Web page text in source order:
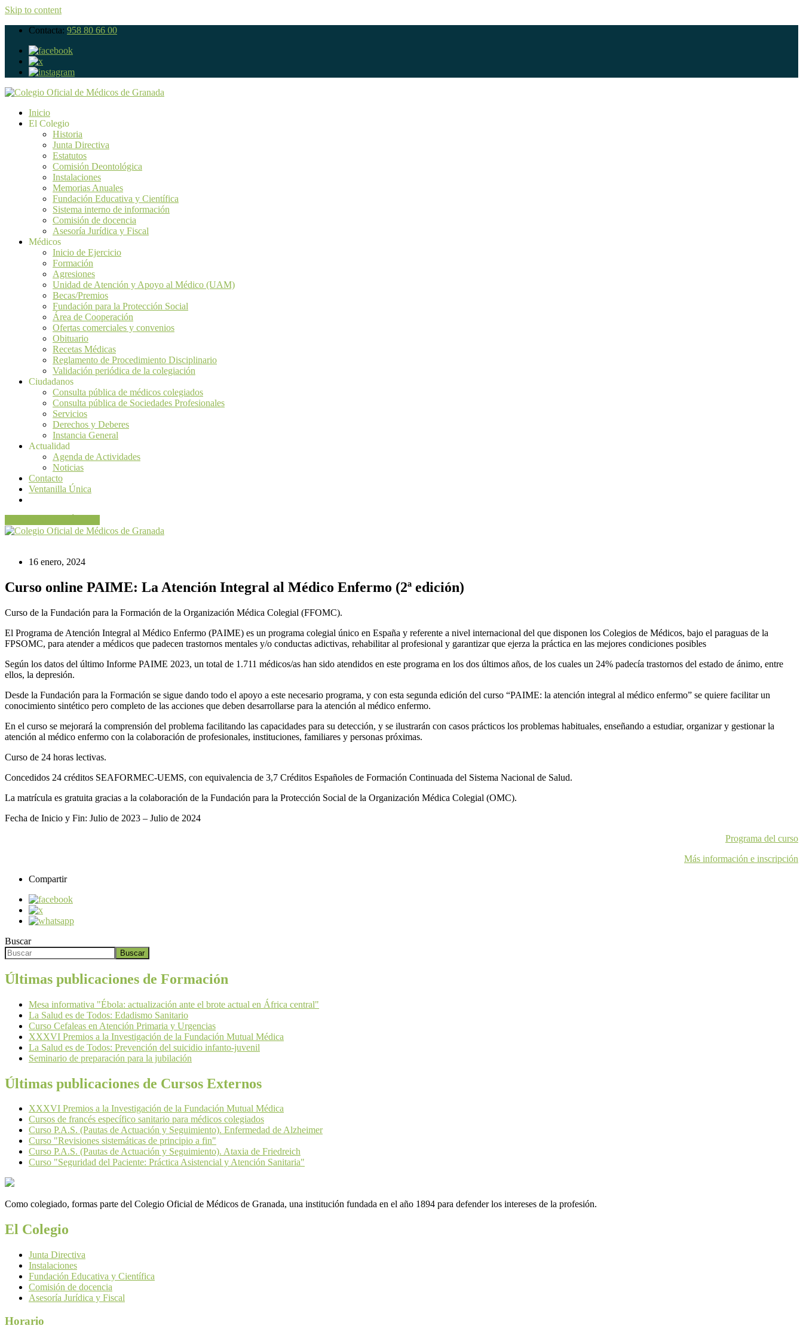
Skip to content
Contacta: 958 80 66 00
Inicio
El Colegio
Historia
Junta Directiva
Estatutos
Comisión Deontológica
Instalaciones
Memorias Anuales
Fundación Educativa y Científica
Sistema interno de información
Comisión de docencia
Asesoría Jurídica y Fiscal
Médicos
Inicio de Ejercicio
Formación
Agresiones
Unidad de Atención y Apoyo al Médico (UAM)
Becas/Premios
Fundación para la Protección Social
Área de Cooperación
Ofertas comerciales y convenios
Obituario
Recetas Médicas
Reglamento de Procedimiento Disciplinario
Validación periódica de la colegiación
Ciudadanos
Consulta pública de médicos colegiados
Consulta pública de Sociedades Profesionales
Servicios
Derechos y Deberes
Instancia General
Actualidad
Agenda de Actividades
Noticias
Contacto
Ventanilla Única
16 enero, 2024
Curso online PAIME: La Atención Integral al Médico Enfermo (2ª edición)
Curso de la Fundación para la Formación de la Organización Médica Colegial (FFOMC).
El Programa de Atención Integral al Médico Enfermo (PAIME) es un programa colegial único en España y referente a nivel internacional del que disponen los Colegios de Médicos, bajo el paraguas de la
FPSOMC, para atender a médicos que padecen trastornos mentales y/o conductas adictivas, rehabilitar al profesional y garantizar que ejerza la práctica en las mejores condiciones posibles
Según los datos del último Informe PAIME 2023, un total de 1.711 médicos/as han sido atendidos en este programa en los dos últimos años, de los cuales un 24% padecía trastornos del estado de ánimo, entre
ellos, la depresión.
Desde la Fundación para la Formación se sigue dando todo el apoyo a este necesario programa, y con esta segunda edición del curso “PAIME: la atención integral al médico enfermo” se quiere facilitar un
conocimiento sintético pero completo de las acciones que deben desarrollarse para la atención al médico enfermo.
En el curso se mejorará la comprensión del problema facilitando las capacidades para su detección, y se ilustrarán con casos prácticos los problemas habituales, enseñando a estudiar, organizar y gestionar la
atención al médico enfermo con la colaboración de profesionales, instituciones, familiares y personas próximas.
Curso de 24 horas lectivas.
Concedidos 24 créditos SEAFORMEC-UEMS, con equivalencia de 3,7 Créditos Españoles de Formación Continuada del Sistema Nacional de Salud.
La matrícula es gratuita gracias a la colaboración de la Fundación para la Protección Social de la Organización Médica Colegial (OMC).
Fecha de Inicio y Fin: Julio de 2023 – Julio de 2024
Programa del curso
Más información e inscripción
Compartir
Buscar
Buscar
Últimas publicaciones de Formación
Mesa informativa "Ébola: actualización ante el brote actual en África central"
La Salud es de Todos: Edadismo Sanitario
Curso Cefaleas en Atención Primaria y Urgencias
XXXVI Premios a la Investigación de la Fundación Mutual Médica
La Salud es de Todos: Prevención del suicidio infanto-juvenil
Seminario de preparación para la jubilación
Últimas publicaciones de Cursos Externos
XXXVI Premios a la Investigación de la Fundación Mutual Médica
Cursos de francés específico sanitario para médicos colegiados
Curso P.A.S. (Pautas de Actuación y Seguimiento). Enfermedad de Alzheimer
Curso "Revisiones sistemáticas de principio a fin"
Curso P.A.S. (Pautas de Actuación y Seguimiento). Ataxia de Friedreich
Curso "Seguridad del Paciente: Práctica Asistencial y Atención Sanitaria"
Como colegiado, formas parte del Colegio Oficial de Médicos de Granada, una institución fundada en el año 1894 para defender los intereses de la profesión.
El Colegio
Junta Directiva
Instalaciones
Fundación Educativa y Científica
Comisión de docencia
Asesoría Jurídica y Fiscal
Horario